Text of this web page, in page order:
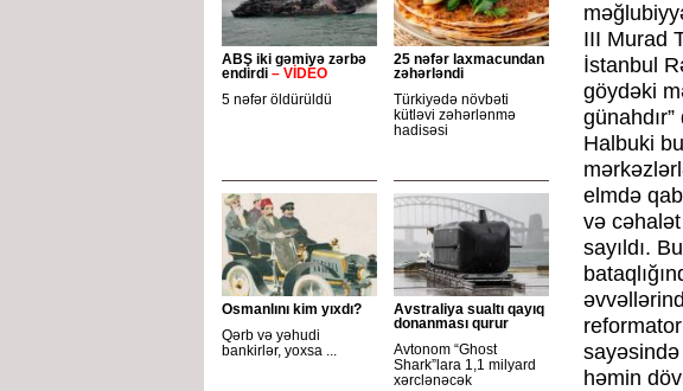
ABŞ iki gəmiyə zərbə
endirdi – VİDEO
5 nəfər öldürüldü
25 nəfər laxmacundan
zəhərləndi
Türkiyədə növbəti
kütləvi zəhərlənmə
hadisəsi
Osmanlını kim yıxdı?
Qərb və yəhudi
bankirlər, yoxsa ...
Avstraliya sualtı qayıq
donanması qurur
Avtonom “Ghost
Shark”lara 1,1 milyard
xərclənəcək
III Murad
İstanbul
göydəki
Halbuki
elmdə
və
sayıldı.
həmin